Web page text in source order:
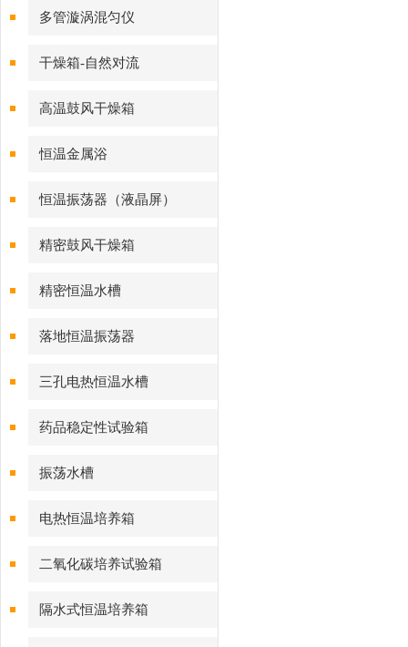
多管漩涡混匀仪
干燥箱-自然对流
高温鼓风干燥箱
恒温金属浴
恒温振荡器（液晶屏）
精密鼓风干燥箱
精密恒温水槽
落地恒温振荡器
三孔电热恒温水槽
药品稳定性试验箱
振荡水槽
电热恒温培养箱
二氧化碳培养试验箱
隔水式恒温培养箱